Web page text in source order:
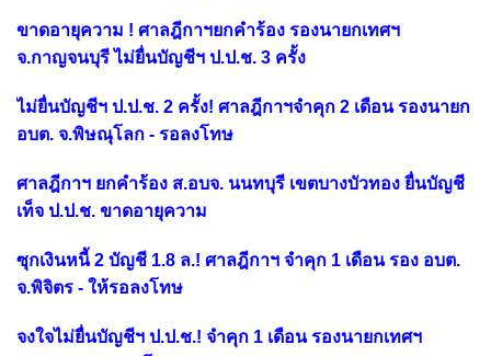
ขาดอายุความ ! ศาลฎีกาฯยกคำร้อง รองนายกเทศฯ
จ.กาญจนบุรี ไม่ยื่นบัญชีฯ ป.ป.ช. 3 ครั้ง
ไม่ยื่นบัญชีฯ ป.ป.ช. 2 ครั้ง! ศาลฎีกาฯจำคุก 2 เดือน รองนายก
อบต. จ.พิษณุโลก - รอลงโทษ
ศาลฎีกาฯ ยกคำร้อง ส.อบจ. นนทบุรี เขตบางบัวทอง ยื่นบัญชี
เท็จ ป.ป.ช. ขาดอายุความ
ซุกเงินหนี้ 2 บัญชี 1.8 ล.! ศาลฎีกาฯ จำคุก 1 เดือน รอง อบต.
จ.พิจิตร - ให้รอลงโทษ
จงใจไม่ยื่นบัญชีฯ ป.ป.ช.! จำคุก 1 เดือน รองนายกเทศฯ